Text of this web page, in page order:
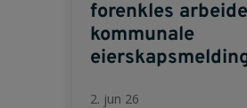
forenkles
kommunale
2. jun 26